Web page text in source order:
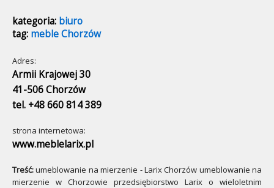
kategoria: biuro
tag: meble Chorzów
Adres:
Armii Krajowej 30
41-506 Chorzów
tel. +48 660 814 389
strona internetowa:
www.meblelarix.pl
Treść:umeblowanie na mierzenie - Larix Chorzów umeblowanie na
mierzenie w Chorzowie przedsiębiorstwo Larix o wieloletnim